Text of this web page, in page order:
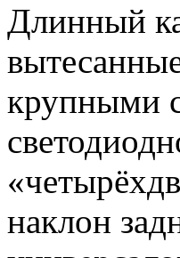
Длинный
крупными
наклон